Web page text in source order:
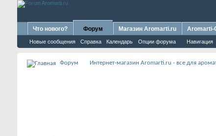
Что нового? Форум
Новые сообщения Справка Календарь Опции форума Навигация
Магазин Aromarti.ru Aromarti-
Форум Интернет-магазин Aromarti.ru - все для